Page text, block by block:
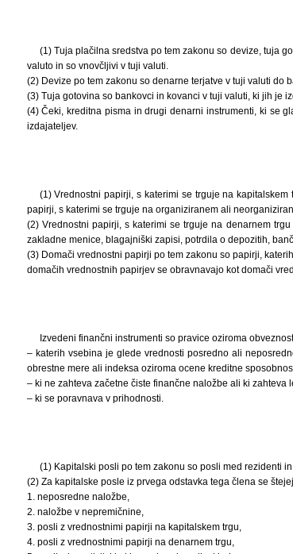
(1) Tuja plačilna sredstva po tem zakonu so devize, tuja
valuto in so vnovčljivi v tuji valuti.
(2) Devize po tem zakonu so denarne terjatve v tuji valuti do
(3) Tuja gotovina so bankovci in kovanci v tuji valuti, ki jih je
(4) Čeki, kreditna pisma in drugi denarni instrumenti, ki se
izdajateljev.
(1) Vrednostni papirji, s katerimi se trguje na
papirji, s katerimi se trguje na organiziranem ali
(2) Vrednostni papirji, s katerimi se trguje na denarnem
zakladne menice, blagajniški zapisi, potrdila o depozitih,
(3) Domači vrednostni papirji po tem zakonu so papirji,
domačih vrednostnih papirjev se obravnavajo kot domači
Izvedeni finančni instrumenti so pravice oziroma
– katerih vsebina je glede vrednosti posredno ali
obrestne mere ali indeksa oziroma ocene kreditne
– ki ne zahteva začetne čiste finančne naložbe ali ki zahteva
– ki se poravnava v prihodnosti.
(1) Kapitalski posli po tem zakonu so posli med rezidenti
(2) Za kapitalske posle iz prvega odstavka tega člena se
1. neposredne naložbe,
2. naložbe v nepremičnine,
3. posli z vrednostnimi papirji na kapitalskem trgu,
4. posli z vrednostnimi papirji na denarnem trgu,